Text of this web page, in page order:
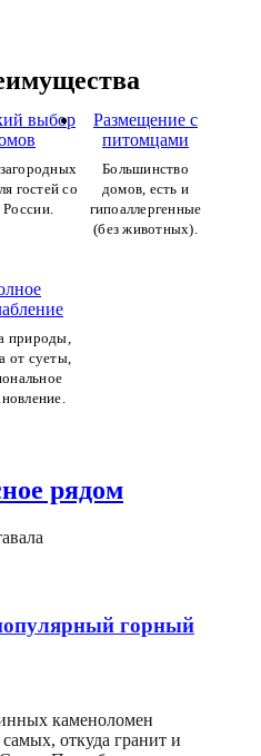
выбор
гостей со
России.
Размещение с
питомцами
Большинство
домов, есть и
гипоаллергенные
(без животных).
природы,
от суеты,
рядом
горный
каменоломен
откуда гранит и
стиле
и ладожские
входит в десятку
направлений
соснового леса —